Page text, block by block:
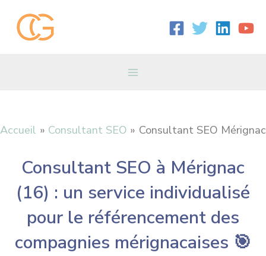
contenu
Accueil Consultant SEO Consultant SEO Mérignac
Consultant SEO à Mérignac
(16) : un service individualisé
pour le référencement des
compagnies mérignacaises 🎯